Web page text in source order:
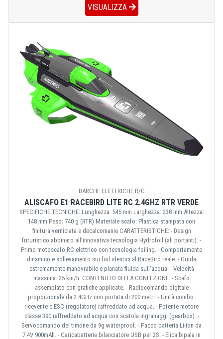
VISUALIZZA
BARCHE ELETTRICHE R/C
ALISCAFO E1 RACEBIRD LITE RC 2.4GHZ RTR VERDE
SPECIFICHE TECNICHE: Lunghezza: 545 mm Larghezza: 238 mm Altezza:
148 mm Peso: 740 g (RTR) Materiale scafo: Plastica stampata con
finitura verniciata e decalcomanie CARATTERISTICHE: - Design
futuristico abbinato all'innovativa tecnologia Hydrofoil (ali portanti). -
Primo motoscafo RC elettrico con tecnologia foiling. - Comportamento
dinamico e sollevamento sui foil identici al RaceBird reale. - Guida
estremamente manovrabile e planata fluida sull'acqua. - Velocità
massima: 25 km/h. CONTENUTO DELLA CONFEZIONE: - Scafo
assemblato con grafiche applicate. - Radiocomando digitale
proporzionale da 2.4GHz con portata di 200 metri. - Unità combo:
ricevente e ESC (regolatore) raffreddato ad acqua. - Potente motore
classe 390 raffreddato ad acqua con scatola ingranaggi (gearbox). -
Servocomando del timone da 9g waterproof. - Pacco batteria Li-ion da
7.4V 900mAh. - Caricabatterie bilanciatore USB per 2S. - Elica bipala in